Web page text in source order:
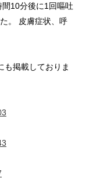
10分後に1回嘔吐
。 皮膚症状、呼
も掲載しておりま